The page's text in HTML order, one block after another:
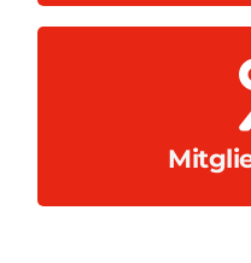
Clever buchen
brauchen,